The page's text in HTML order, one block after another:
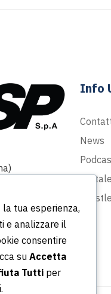
Info
News
tua esperienza,
e analizzare il
consentire
su Accetta
Tutti per